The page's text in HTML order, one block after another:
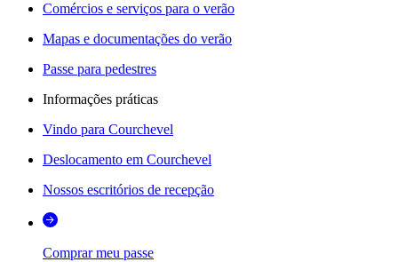
Comércios e serviços para o verão
Mapas e documentações do verão
Passe para pedestres
Informações práticas
Vindo para Courchevel
Deslocamento em Courchevel
Nossos escritórios de recepção
Comprar meu passe